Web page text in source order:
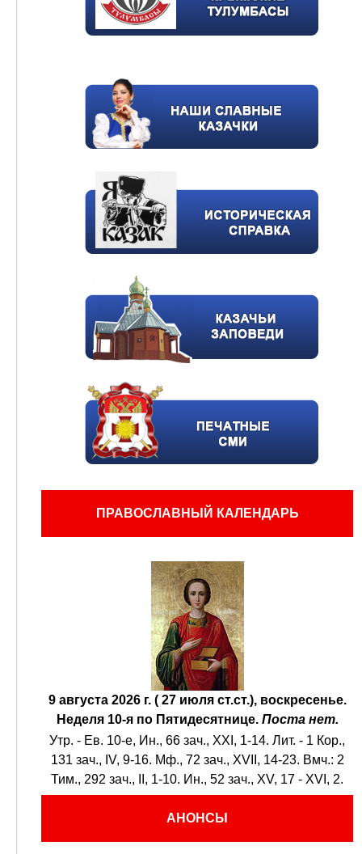
ПРАВОСЛАВНЫЙ КАЛЕНДАРЬ
9 августа 2026 г. ( 27 июля ст.ст.), воскресенье.
Неделя 10-я по Пятидесятнице. Поста нет.
Утр. - Ев. 10-е, Ин., 66 зач., XXI, 1-14. Лит. - 1 Кор.,
131 зач., IV, 9-16. Мф., 72 зач., XVII, 14-23. Вмч.: 2
Тим., 292 зач., II, 1-10. Ин., 52 зач., XV, 17 - XVI, 2.
АНОНСЫ